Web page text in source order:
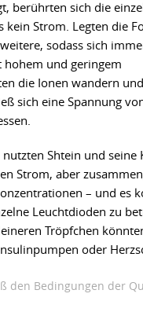
berührten sich die
kein Strom. Legten die
sodass sich
hohem und geringem
die Ionen wandern
sich eine Spannung
Shtein und
Strom, aber
– und es
Leuchtdioden zu
Tröpfchen
oder
den Bedingungen der